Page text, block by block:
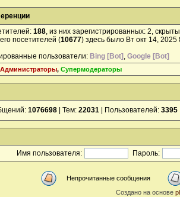
188, из них зарегистрированных: 2,
посетителей (10677) здесь было Вт окт 14, 2025
пользователи: Bing [Bot] , Google [Bot]
Администраторы, Супермодераторы
1076698 | Тем: 22031 | Пользователей: 3395
Имя пользователя:
Пароль:
Непрочитанные сообщения
Создано на основе